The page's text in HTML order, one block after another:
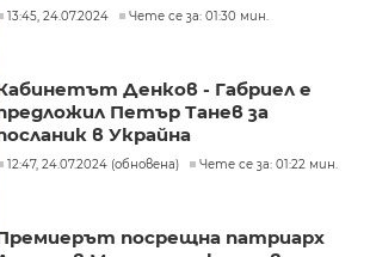
13:45, 24.07.2024 Чете се за: 01:30 мин.
Денков - Габриел е
Петър Танев за
в Украйна
12:47, 24.07.2024 (обновена) Чете се за: 01:22 мин.
посрещна патриарх